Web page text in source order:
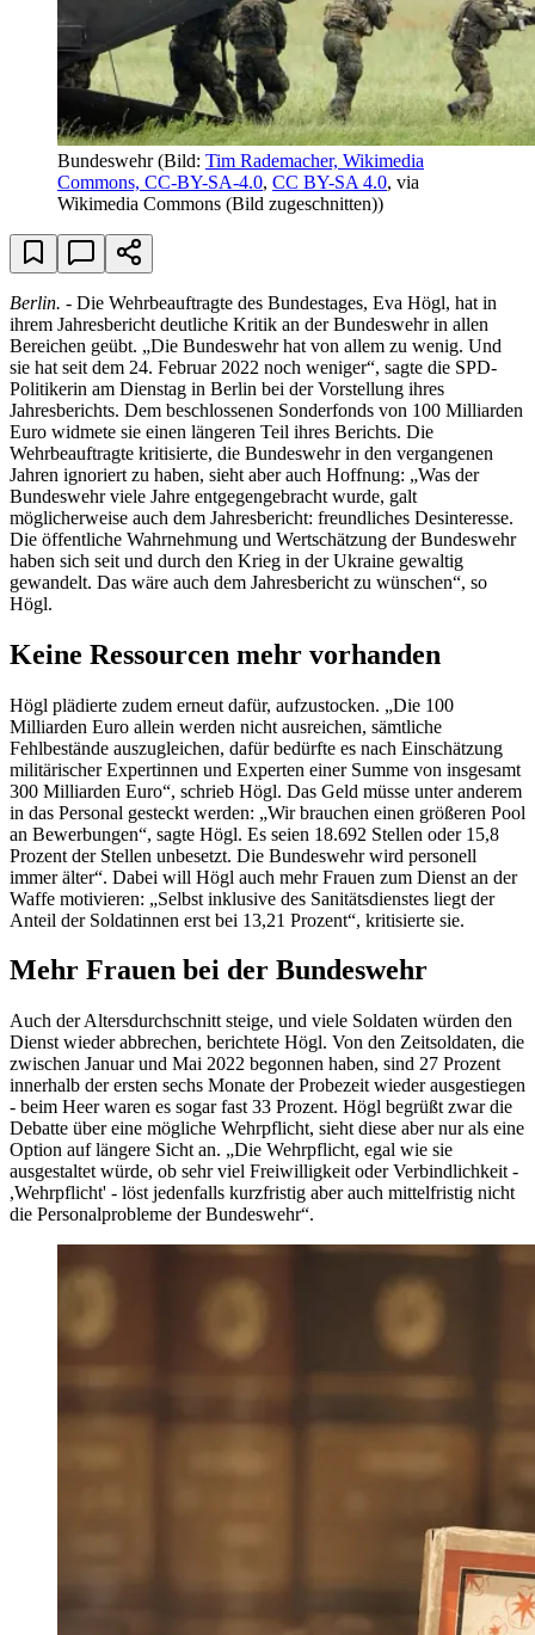
Bundeswehr (Bild: Tim Rademacher, Wikimedia
Commons, CC-BY-SA-4.0, CC BY-SA 4.0, via
Wikimedia Commons (Bild zugeschnitten))
Berlin. - Die Wehrbeauftragte des Bundestages, Eva Högl, hat in
ihrem Jahresbericht deutliche Kritik an der Bundeswehr in allen
Bereichen geübt. „Die Bundeswehr hat von allem zu wenig. Und
sie hat seit dem 24. Februar 2022 noch weniger“, sagte die SPD-
Politikerin am Dienstag in Berlin bei der Vorstellung ihres
Jahresberichts. Dem beschlossenen Sonderfonds von 100 Milliarden
Euro widmete sie einen längeren Teil ihres Berichts. Die
Wehrbeauftragte kritisierte, die Bundeswehr in den vergangenen
Jahren ignoriert zu haben, sieht aber auch Hoffnung: „Was der
Bundeswehr viele Jahre entgegengebracht wurde, galt
möglicherweise auch dem Jahresbericht: freundliches Desinteresse.
Die öffentliche Wahrnehmung und Wertschätzung der Bundeswehr
haben sich seit und durch den Krieg in der Ukraine gewaltig
gewandelt. Das wäre auch dem Jahresbericht zu wünschen“, so
Högl.
Keine Ressourcen mehr vorhanden
Högl plädierte zudem erneut dafür, aufzustocken. „Die 100
Milliarden Euro allein werden nicht ausreichen, sämtliche
Fehlbestände auszugleichen, dafür bedürfte es nach Einschätzung
militärischer Expertinnen und Experten einer Summe von insgesamt
300 Milliarden Euro“, schrieb Högl. Das Geld müsse unter anderem
in das Personal gesteckt werden: „Wir brauchen einen größeren Pool
an Bewerbungen“, sagte Högl. Es seien 18.692 Stellen oder 15,8
Prozent der Stellen unbesetzt. Die Bundeswehr wird personell
immer älter“. Dabei will Högl auch mehr Frauen zum Dienst an der
Waffe motivieren: „Selbst inklusive des Sanitätsdienstes liegt der
Anteil der Soldatinnen erst bei 13,21 Prozent“, kritisierte sie.
Mehr Frauen bei der Bundeswehr
Auch der Altersdurchschnitt steige, und viele Soldaten würden den
Dienst wieder abbrechen, berichtete Högl. Von den Zeitsoldaten, die
zwischen Januar und Mai 2022 begonnen haben, sind 27 Prozent
innerhalb der ersten sechs Monate der Probezeit wieder ausgestiegen
- beim Heer waren es sogar fast 33 Prozent. Högl begrüßt zwar die
Debatte über eine mögliche Wehrpflicht, sieht diese aber nur als eine
Option auf längere Sicht an. „Die Wehrpflicht, egal wie sie
ausgestaltet würde, ob sehr viel Freiwilligkeit oder Verbindlichkeit -
,Wehrpflicht' - löst jedenfalls kurzfristig aber auch mittelfristig nicht
die Personalprobleme der Bundeswehr“.